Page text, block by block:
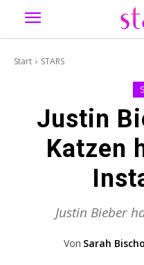
Start STARS
Justin
Katzen
Justin Bieber
Von Sarah